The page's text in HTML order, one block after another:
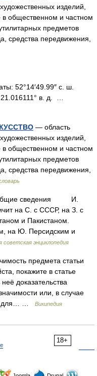
изделий,
общественном и частном
предметов
средства передвижения,
52°14′49.99″ с. ш.
21.016111° в. д. …
— область
изделий,
общественном и частном
предметов
средства передвижения,
сведения И.
на С. с СССР, на З. с
и Пакистаном.
на Ю. Персидским и
советская энциклопедия
предмета статьи
покажите в статье
доказательства
или, в случае
для… …
Википедия
18+